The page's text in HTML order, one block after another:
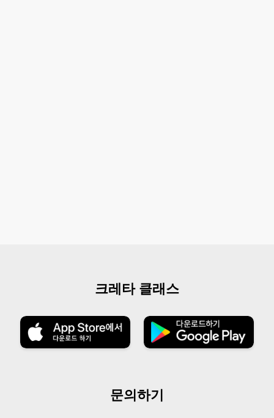
크레타 클래스
문의하기